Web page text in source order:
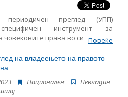
реформата на јавната
и Поглавјето 23: Судство и
периодичен преглед (УПП)
инструмент за
човековите права во сите земји-
Нации. Нуди можност сите
своите дејствија кои ги
човековите права и да
во ова поле.
на УПП е да ги унапреди
во секоја земја. УПП е
Повеќе
на владеењето на правото
Национален
Невладин